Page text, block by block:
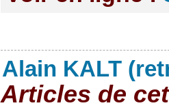
Alain KALT
Articles de